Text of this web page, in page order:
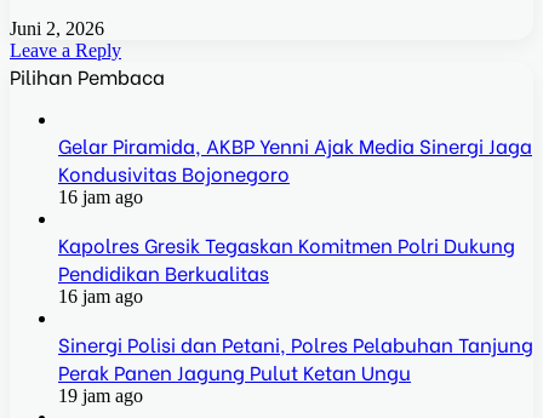
Juni 2, 2026
Leave a Reply
Pilihan Pembaca
Gelar Piramida, AKBP Yenni Ajak Media Sinergi Jaga
Kondusivitas Bojonegoro
16 jam ago
Kapolres Gresik Tegaskan Komitmen Polri Dukung
Pendidikan Berkualitas
16 jam ago
Sinergi Polisi dan Petani, Polres Pelabuhan Tanjung
Perak Panen Jagung Pulut Ketan Ungu
19 jam ago